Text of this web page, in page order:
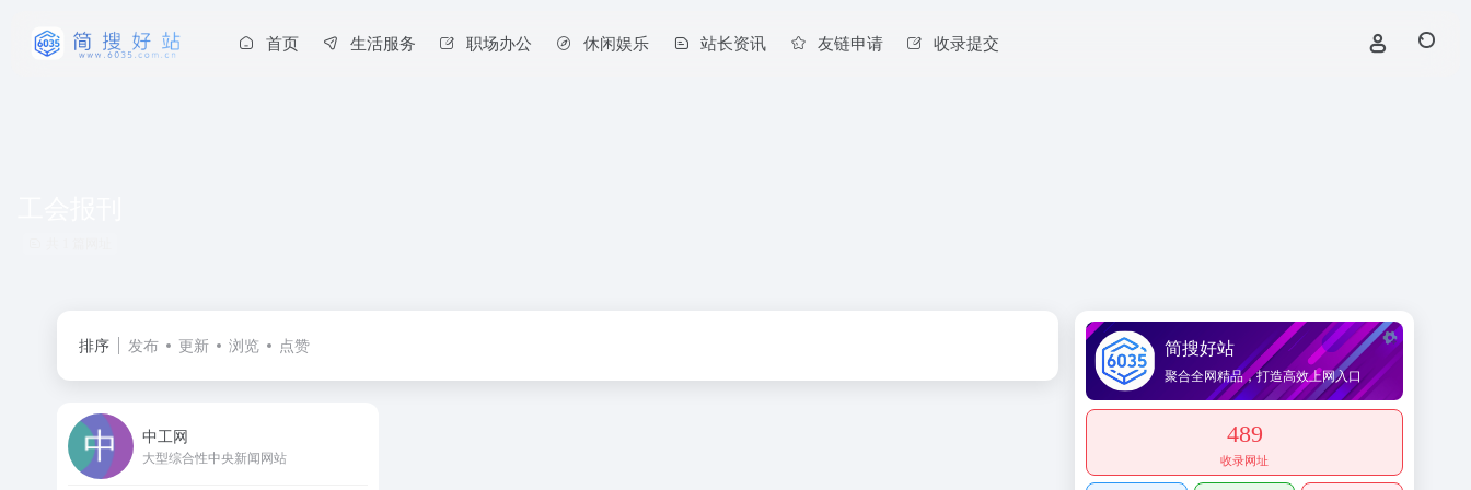
首页 生活服务 职场办公 休闲娱乐 站长资讯 友链申请 收录提交
排序 发布 更新 浏览 点赞
中工网
大型综合性中央新闻网站
简搜好站
聚合全网精品，打造高效上网入口
489
收录网址